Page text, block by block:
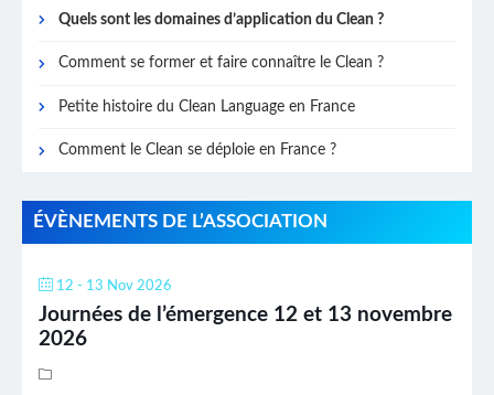
Quels sont les domaines d’application du Clean ?
Comment se former et faire connaître le Clean ?
Petite histoire du Clean Language en France
Comment le Clean se déploie en France ?
ÉVÈNEMENTS DE L’ASSOCIATION
12 - 13 Nov 2026
Journées de l’émergence 12 et 13 novembre
2026